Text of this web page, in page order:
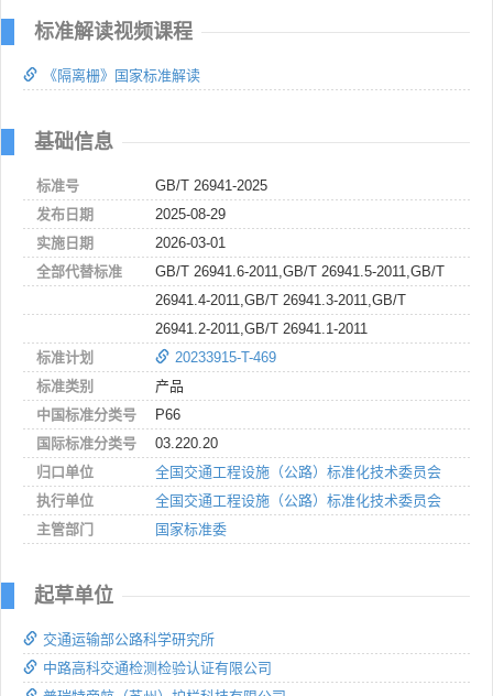
标准解读视频课程
《隔离栅》国家标准解读
基础信息
标准号
GB/T 26941-2025
发布日期
2025-08-29
实施日期
2026-03-01
全部代替标准
GB/T 26941.6-2011,GB/T 26941.5-2011,GB/T
26941.4-2011,GB/T 26941.3-2011,GB/T
26941.2-2011,GB/T 26941.1-2011
标准计划
20233915-T-469
标准类别
产品
中国标准分类号
P66
国际标准分类号
03.220.20
归口单位
全国交通工程设施（公路）标准化技术委员会
执行单位
全国交通工程设施（公路）标准化技术委员会
主管部门
国家标准委
起草单位
交通运输部公路科学研究所
中路高科交通检测检验认证有限公司